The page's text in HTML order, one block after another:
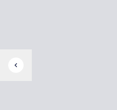
chevron_left